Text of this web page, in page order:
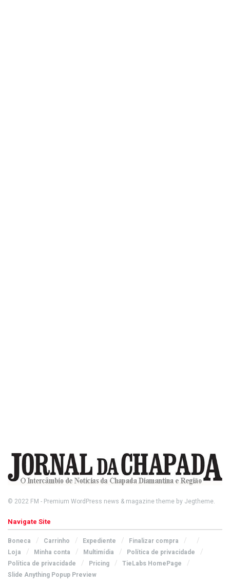
© 2022 FM - Premium WordPress news & magazine theme by Jegtheme.
Navigate Site
Boneca Carrinho Expediente
Finalizar compra
Loja
Minha conta Multimídia
Política de privacidade
Política de privacidade
Pricing
TieLabs HomePage
Slide Anything Popup Preview